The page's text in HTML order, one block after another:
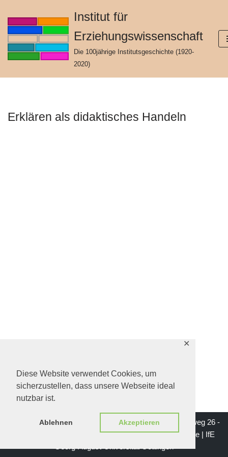
Diese Website verwendet Cookies, um
sicherzustellen, dass unsere Webseite ideal
nutzbar ist.
Ablehnen Akzeptieren
✕
Zum
springen
Institut für
Erziehungswissenschaft
Die 100jährige Institutsgeschichte (1920-
2020)
Erklären als didaktisches Handeln
Impressum | Institut für Erziehungswissenschaft - Waldweg 26 -
37073 Göttingen | Mail: institutsgeschichte-ife@gwdg.de | IfE